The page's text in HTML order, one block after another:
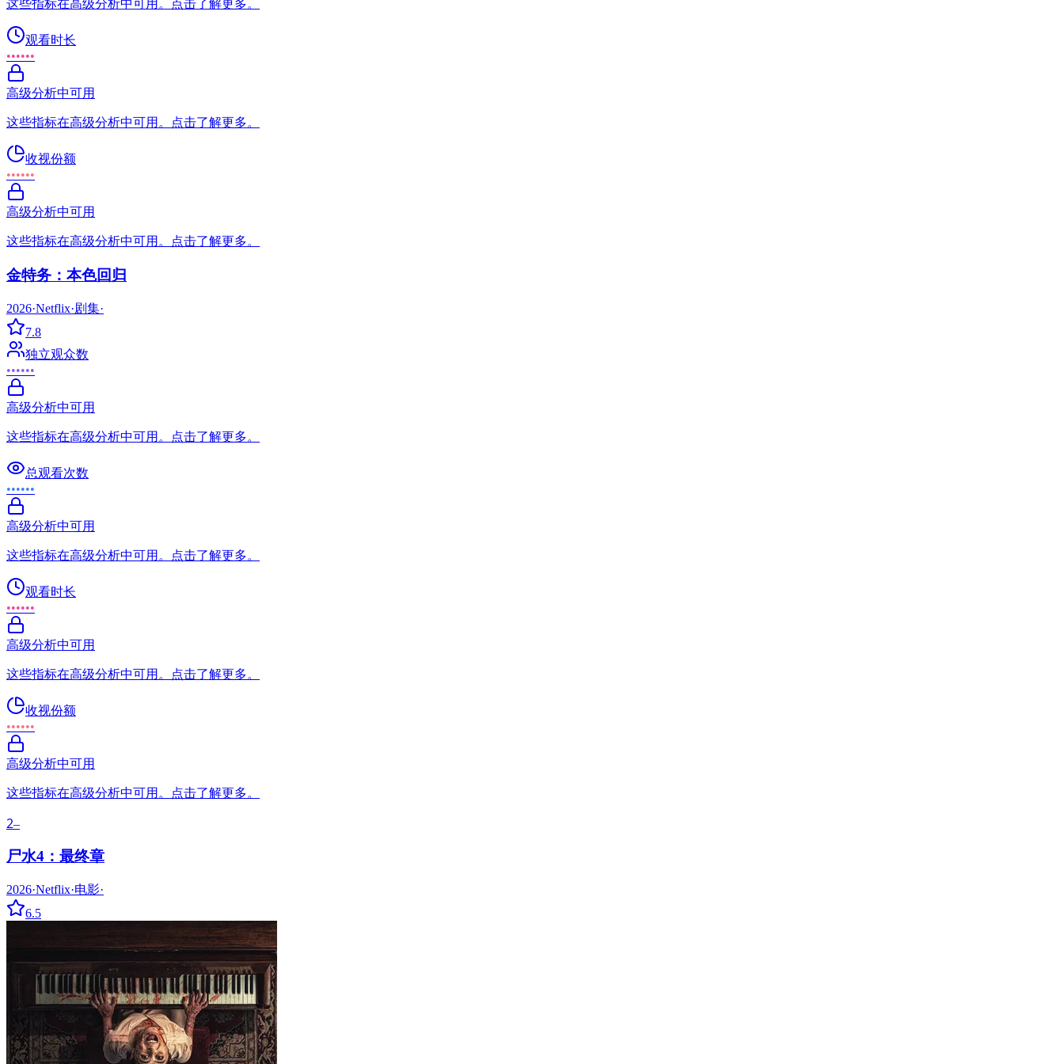
这些指标在高级分析中可用。点击了解更多。
观看时长
••••••
高级分析中可用
这些指标在高级分析中可用。点击了解更多。
收视份额
••••••
高级分析中可用
这些指标在高级分析中可用。点击了解更多。
金特务：本色回归
2026·Netflix·剧集·
7.8
独立观众数
••••••
高级分析中可用
这些指标在高级分析中可用。点击了解更多。
总观看次数
••••••
高级分析中可用
这些指标在高级分析中可用。点击了解更多。
观看时长
••••••
高级分析中可用
这些指标在高级分析中可用。点击了解更多。
收视份额
••••••
高级分析中可用
这些指标在高级分析中可用。点击了解更多。
2–
尸水4：最终章
2026·Netflix·电影·
6.5